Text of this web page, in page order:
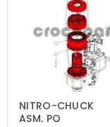
NITRO-CHUCK
ASM, PQ